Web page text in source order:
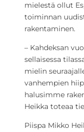
mielestä ollut
toiminnan
rakentaminen.
– Kahdeksan
sellaisessa
mielin
vanhempien
halusimme
Heikka toteaa
Piispa Mikko